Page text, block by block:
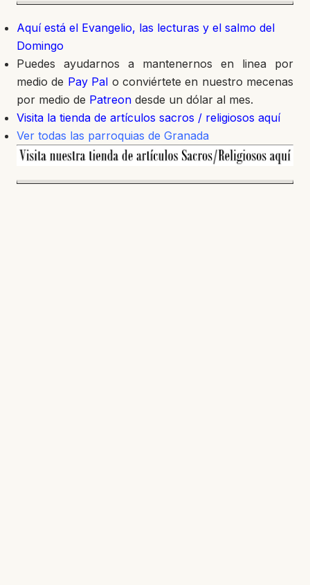
Aquí está el Evangelio, las lecturas y el salmo del
Domingo
Puedes ayudarnos a mantenernos en linea por
medio de Pay Pal o conviértete en nuestro mecenas
por medio de Patreon desde un dólar al mes.
Visita la tienda de artículos sacros / religiosos aquí
Ver todas las parroquias de Granada